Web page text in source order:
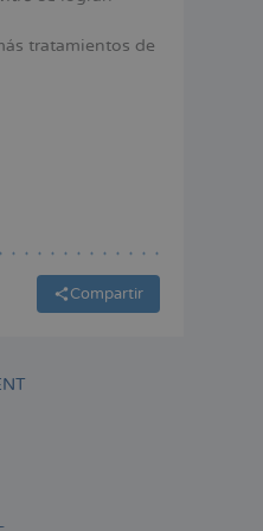
tratamientos de
Compartir